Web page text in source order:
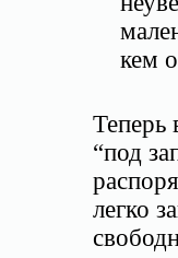
кем
Теперь
“под
легко